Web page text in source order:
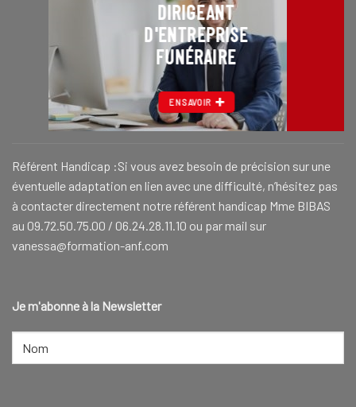
DIRIGEANT
D'ENTREPRISE
FUNÉRAIRE
EN SAVOIR
Référent Handicap :Si vous avez besoin de précision sur une
éventuelle adaptation en lien avec une difficulté, n’hésitez pas
à contacter directement notre référent handicap Mme BIBAS
au 09.72.50.75.00 / 06.24.28.11.10 ou par mail sur
vanessa@formation-anf.com
Je m'abonne à la Newsletter
NOM